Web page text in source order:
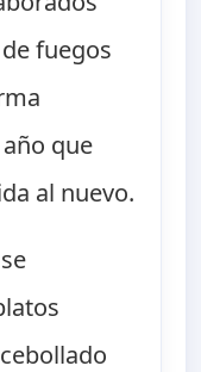
fuegos
que
al nuevo.